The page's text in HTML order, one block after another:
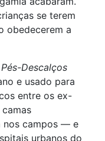
se terem
obedecerem a
Descalços
e usado para
entre os ex-
nos campos — e
urbanos do